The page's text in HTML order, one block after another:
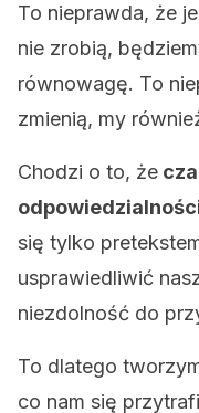
To nieprawda, że
nie zrobią,
równowagę. To
zmienią, my
Chodzi o to, że
się tylko
usprawiedliwić
niezdolność do
To dlatego
co nam się